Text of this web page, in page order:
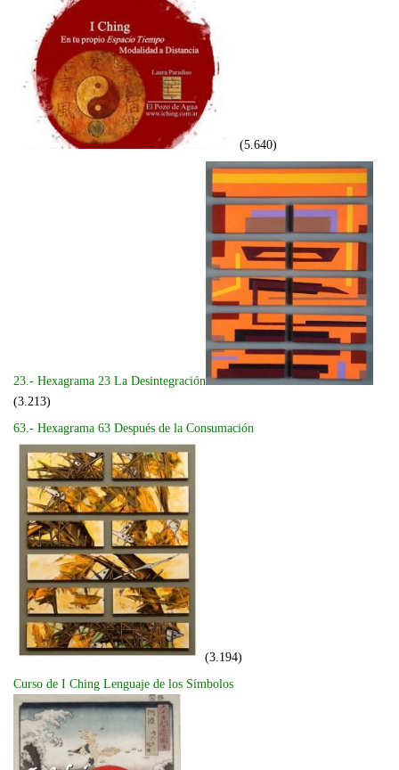
(5.640)
23.- Hexagrama 23 La Desintegración
(3.213)
63.- Hexagrama 63 Después de la Consumación
(3.194)
Curso de I Ching Lenguaje de los Símbolos